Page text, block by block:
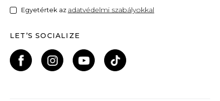
Egyetértek az adatvédelmi szabályokkal
LET’S SOCIALIZE